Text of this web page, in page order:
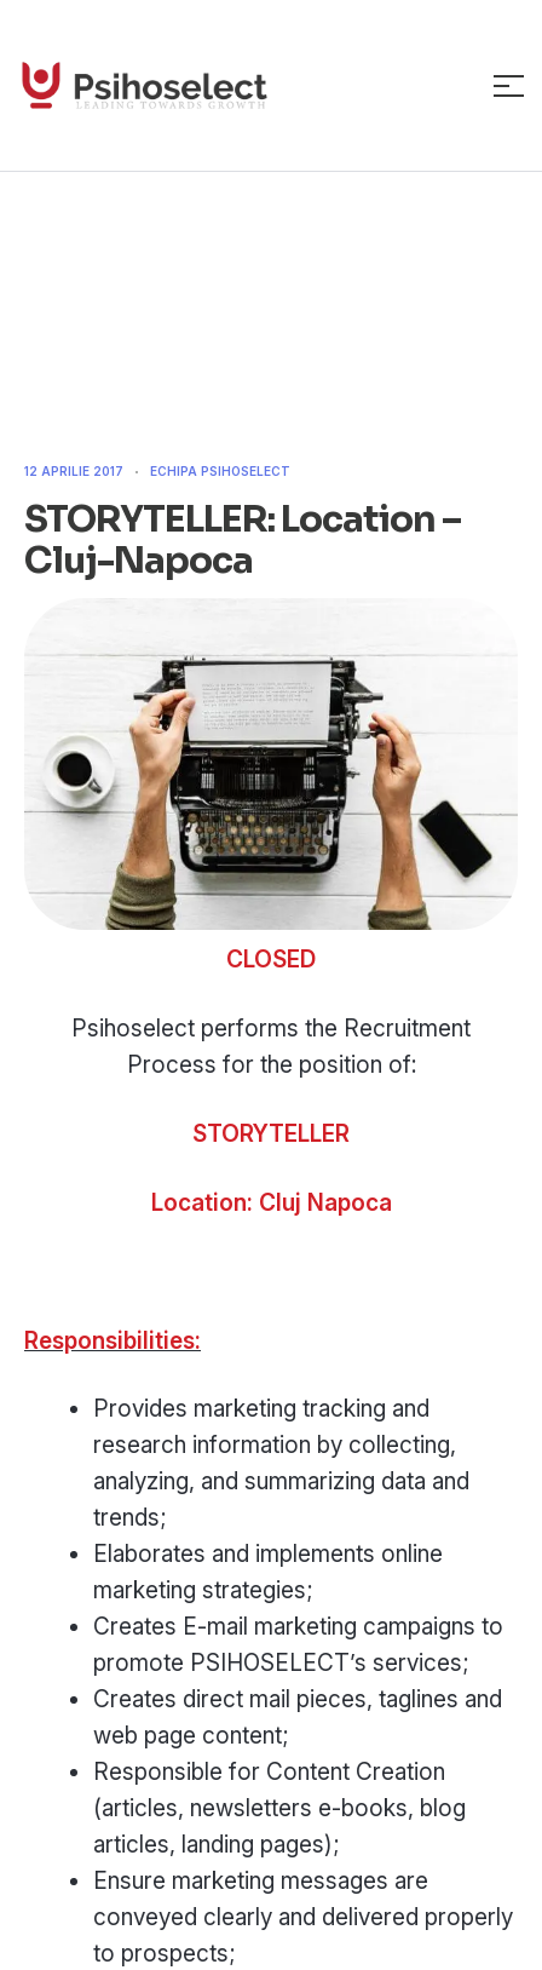
12 APRILIE 2017 ECHIPA PSIHOSELECT
STORYTELLER: Location –
Cluj-Napoca
CLOSED
Psihoselect performs the Recruitment
Process for the position of:
STORYTELLER
Location: Cluj Napoca
Responsibilities:
Provides marketing tracking and
research information by collecting,
analyzing, and summarizing data and
trends;
Elaborates and implements online
marketing strategies;
Creates E-mail marketing campaigns to
promote PSIHOSELECT’s services;
Creates direct mail pieces, taglines and
web page content;
Responsible for Content Creation
(articles, newsletters e-books, blog
articles, landing pages);
Ensure marketing messages are
conveyed clearly and delivered properly
to prospects;